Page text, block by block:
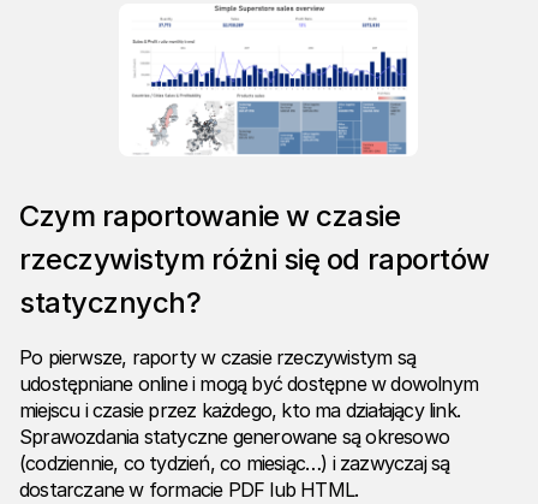
Czym raportowanie w czasie
rzeczywistym różni się od raportów
statycznych?
Po pierwsze, raporty w czasie rzeczywistym są
udostępniane online i mogą być dostępne w dowolnym
miejscu i czasie przez każdego, kto ma działający link.
Sprawozdania statyczne generowane są okresowo
(codziennie, co tydzień, co miesiąc…) i zazwyczaj są
dostarczane w formacie PDF lub HTML.